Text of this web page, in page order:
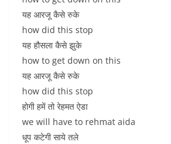
यह आरजू कैसे रुके
how did this stop
यह हौसला कैसे झुके
how to get down on this
यह आरजू कैसे रुके
how did this stop
होगी हमें तो रेहमत ऐडा
we will have to rehmat aida
धूप कटेगी साये तले